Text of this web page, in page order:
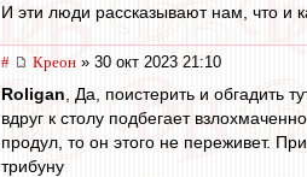
И эти люди рассказывают нам, что и
# Креон » 30 окт 2023 21:10
Roligan , Да, поистерить и
вдруг к столу подбегает
продул, то он этого не переживет.
трибуну